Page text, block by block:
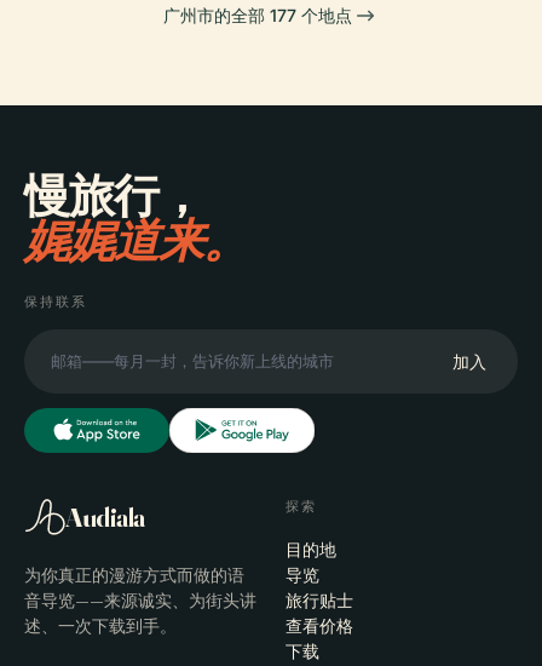
广州市的全部 177 个地点
慢旅行，
娓娓道来。
保持联系
加入
Audiala
为你真正的漫游方式而做的语
音导览——来源诚实、为街头讲
述、一次下载到手。
探索
目的地
导览
旅行贴士
查看价格
下载